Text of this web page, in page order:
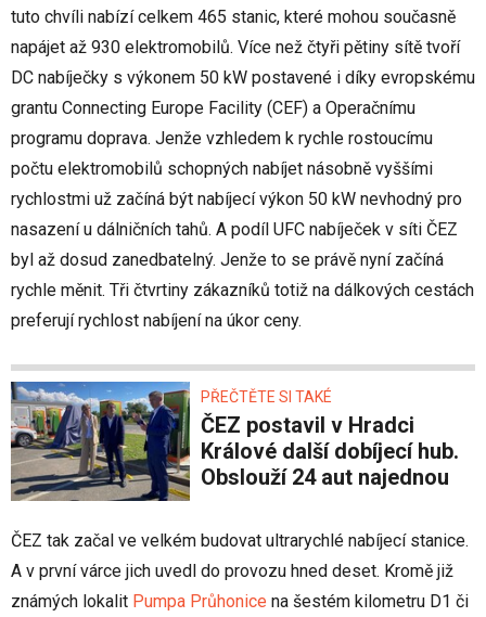
tuto chvíli nabízí celkem 465 stanic, které mohou současně
napájet až 930 elektromobilů. Více než čtyři pětiny sítě tvoří
DC nabíječky s výkonem 50 kW postavené i díky evropskému
grantu Connecting Europe Facility (CEF) a Operačnímu
programu doprava. Jenže vzhledem k rychle rostoucímu
počtu elektromobilů schopných nabíjet násobně vyššími
rychlostmi už začíná být nabíjecí výkon 50 kW nevhodný pro
nasazení u dálničních tahů. A podíl UFC nabíječek v síti ČEZ
byl až dosud zanedbatelný. Jenže to se právě nyní začíná
rychle měnit. Tři čtvrtiny zákazníků totiž na dálkových cestách
preferují rychlost nabíjení na úkor ceny.
PŘEČTĚTE SI TAKÉ
ČEZ postavil v Hradci
Králové další dobíjecí hub.
Obslouží 24 aut najednou
ČEZ tak začal ve velkém budovat ultrarychlé nabíjecí stanice.
A v první várce jich uvedl do provozu hned deset. Kromě již
známých lokalit Pumpa Průhonice na šestém kilometru D1 či